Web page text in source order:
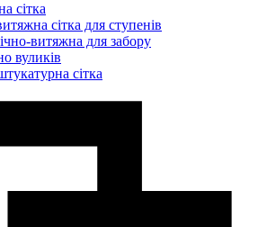
сітка
сітка для ступенів
витяжна для забору
вуликів
сітка